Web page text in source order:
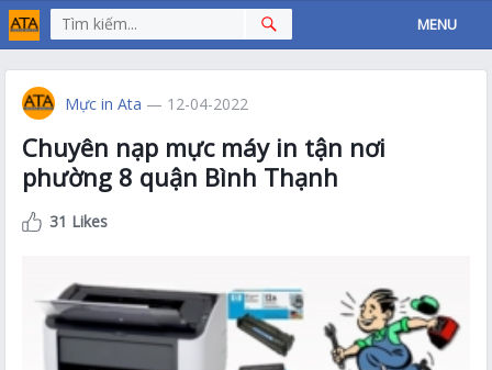
MENU
Mực in Ata — 12-04-2022
Chuyên nạp mực máy in tận nơi
phường 8 quận Bình Thạnh
31 Likes